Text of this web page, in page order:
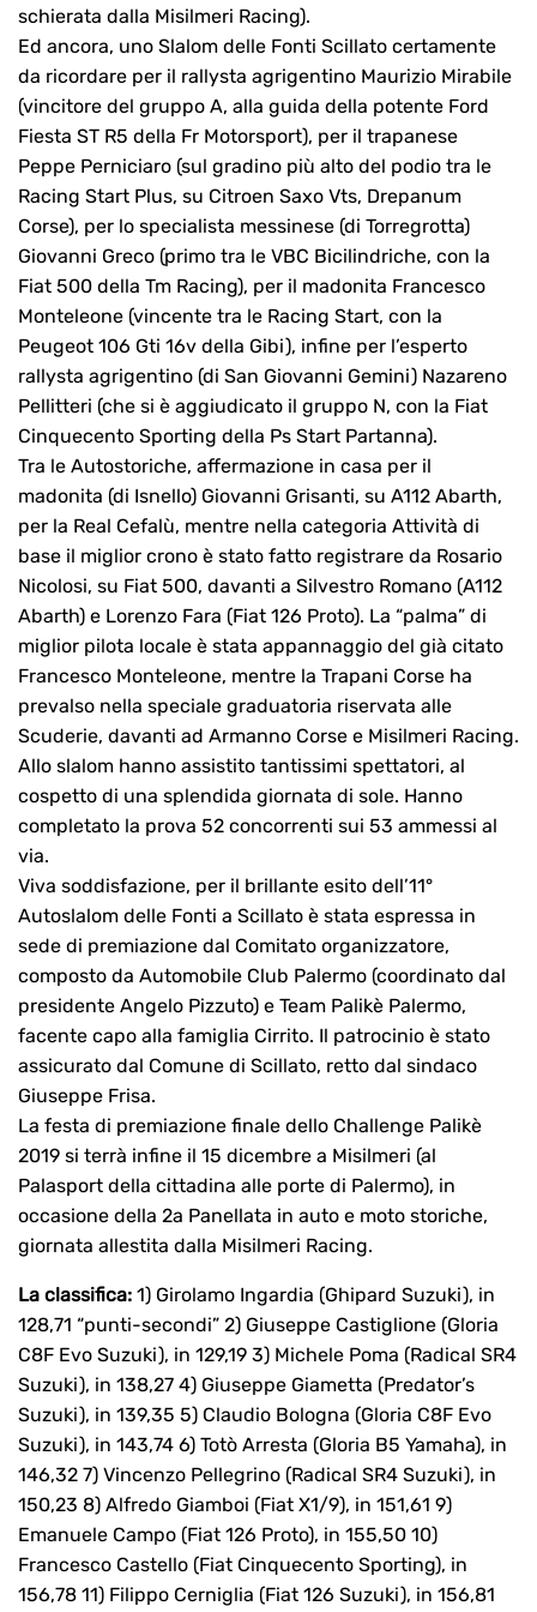
schierata dalla Misilmeri Racing).
Ed ancora, uno Slalom delle Fonti Scillato certamente
da ricordare per il rallysta agrigentino Maurizio Mirabile
(vincitore del gruppo A, alla guida della potente Ford
Fiesta ST R5 della Fr Motorsport), per il trapanese
Peppe Perniciaro (sul gradino più alto del podio tra le
Racing Start Plus, su Citroen Saxo Vts, Drepanum
Corse), per lo specialista messinese (di Torregrotta)
Giovanni Greco (primo tra le VBC Bicilindriche, con la
Fiat 500 della Tm Racing), per il madonita Francesco
Monteleone (vincente tra le Racing Start, con la
Peugeot 106 Gti 16v della Gibi), infine per l’esperto
rallysta agrigentino (di San Giovanni Gemini) Nazareno
Pellitteri (che si è aggiudicato il gruppo N, con la Fiat
Cinquecento Sporting della Ps Start Partanna).
Tra le Autostoriche, affermazione in casa per il
madonita (di Isnello) Giovanni Grisanti, su A112 Abarth,
per la Real Cefalù, mentre nella categoria Attività di
base il miglior crono è stato fatto registrare da Rosario
Nicolosi, su Fiat 500, davanti a Silvestro Romano (A112
Abarth) e Lorenzo Fara (Fiat 126 Proto). La “palma” di
miglior pilota locale è stata appannaggio del già citato
Francesco Monteleone, mentre la Trapani Corse ha
prevalso nella speciale graduatoria riservata alle
Scuderie, davanti ad Armanno Corse e Misilmeri Racing.
Allo slalom hanno assistito tantissimi spettatori, al
cospetto di una splendida giornata di sole. Hanno
completato la prova 52 concorrenti sui 53 ammessi al
via.
Viva soddisfazione, per il brillante esito dell’11°
Autoslalom delle Fonti a Scillato è stata espressa in
sede di premiazione dal Comitato organizzatore,
composto da Automobile Club Palermo (coordinato dal
presidente Angelo Pizzuto) e Team Palikè Palermo,
facente capo alla famiglia Cirrito. Il patrocinio è stato
assicurato dal Comune di Scillato, retto dal sindaco
Giuseppe Frisa.
La festa di premiazione finale dello Challenge Palikè
2019 si terrà infine il 15 dicembre a Misilmeri (al
Palasport della cittadina alle porte di Palermo), in
occasione della 2a Panellata in auto e moto storiche,
giornata allestita dalla Misilmeri Racing.
La classifica: 1) Girolamo Ingardia (Ghipard Suzuki), in
128,71 “punti-secondi” 2) Giuseppe Castiglione (Gloria
C8F Evo Suzuki), in 129,19 3) Michele Poma (Radical SR4
Suzuki), in 138,27 4) Giuseppe Giametta (Predator’s
Suzuki), in 139,35 5) Claudio Bologna (Gloria C8F Evo
Suzuki), in 143,74 6) Totò Arresta (Gloria B5 Yamaha), in
146,32 7) Vincenzo Pellegrino (Radical SR4 Suzuki), in
150,23 8) Alfredo Giamboi (Fiat X1/9), in 151,61 9)
Emanuele Campo (Fiat 126 Proto), in 155,50 10)
Francesco Castello (Fiat Cinquecento Sporting), in
156,78 11) Filippo Cerniglia (Fiat 126 Suzuki), in 156,81